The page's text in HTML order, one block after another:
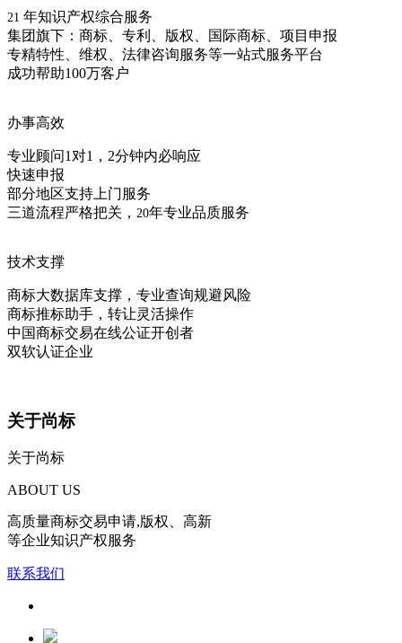
21 年知识产权综合服务
集团旗下：商标、专利、版权、国际商标、项目申报
专精特性、维权、法律咨询服务等一站式服务平台
成功帮助100万客户
办事高效
专业顾问1对1，2分钟内必响应
快速申报
部分地区支持上门服务
三道流程严格把关， 20年专业品质服务
技术支撑
商标大数据库支撑，专业查询规避风险
商标推标助手，转让灵活操作
中国商标交易在线公证开创者
双软认证企业
关于尚标
关于尚标
ABOUT US
高质量商标交易申请,版权、高新
等企业知识产权服务
联系我们